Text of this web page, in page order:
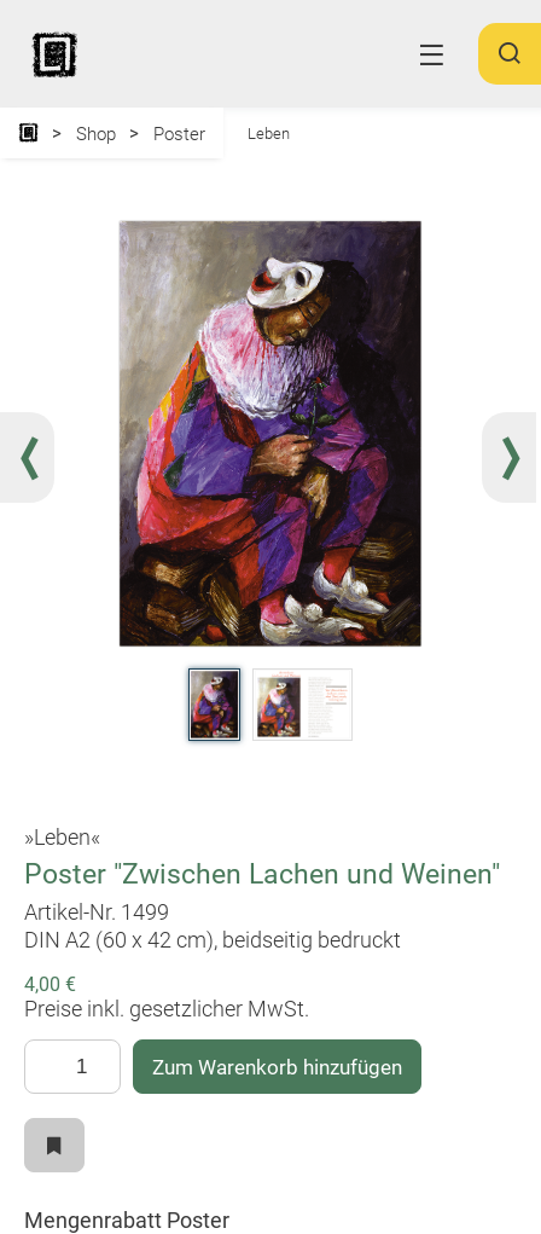
Shop Poster Leben
»Leben«
Poster "Zwischen Lachen und Weinen"
Artikel-Nr. 1499
DIN A2 (60 x 42 cm), beidseitig bedruckt
4,00 €
Preise inkl. gesetzlicher MwSt.
Zum Warenkorb hinzufügen
Mengenrabatt Poster